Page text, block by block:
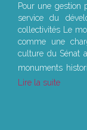
Pour une gestion
service du
collectivités Le
comme une
culture du Sénat
monuments
Lire la suite